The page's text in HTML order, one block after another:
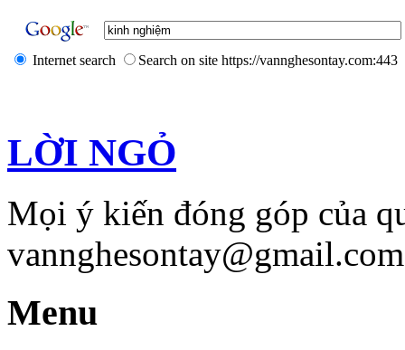
Internet search Search on site https://vannghesontay.com:443
LỜI NGỎ
Mọi ý kiến đóng góp của
Menu